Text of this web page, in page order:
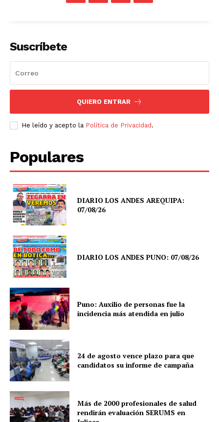
Suscríbete
QUIERO ENTRAR
He leído y acepto la Política de Privacidad.
Populares
DIARIO LOS ANDES AREQUIPA:
07/08/26
DIARIO LOS ANDES PUNO: 07/08/26
Puno: Auxilio de personas fue la
incidencia más atendida en julio
24 de agosto vence plazo para que
candidatos su informe de campaña
Más de 2000 profesionales de salud
rendirán evaluación SERUMS en